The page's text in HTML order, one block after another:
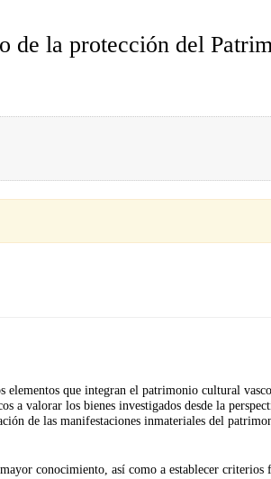
de la protección del
elementos que integran el patrimonio cultural vasco,
a valorar los bienes investigados desde la
de las manifestaciones inmateriales del
conocimiento, así como a establecer criterios